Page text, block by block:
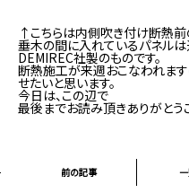
↑こちらは内側吹き付け断熱前
垂木の間に入れているパネルは
DEMIREC社製のものです。
断熱施工が来週おこなわれま
せたいと思います。
今日は、この辺で
最後までお読み頂きありがとう
前の記事